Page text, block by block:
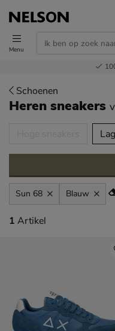
Menu
Voor
Schoenen
Heren sneakers
Sun 68 Blauw
1 artikel
1 Artikel